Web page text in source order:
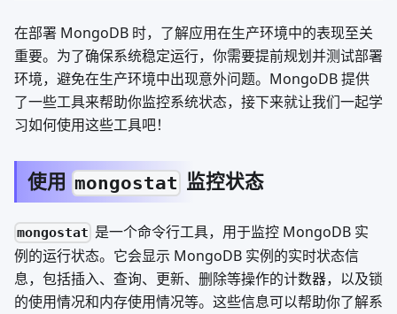
在部署 MongoDB 时，了解应用在生产环境中的表现至关
重要。为了确保系统稳定运行，你需要提前规划并测试部署
环境，避免在生产环境中出现意外问题。MongoDB 提供
了一些工具来帮助你监控系统状态，接下来就让我们一起学
习如何使用这些工具吧！
使用 mongostat 监控状态
mongostat 是一个命令行工具，用于监控 MongoDB 实
例的运行状态。它会显示 MongoDB 实例的实时状态信
息，包括插入、查询、更新、删除等操作的计数器，以及锁
的使用情况和内存使用情况等。这些信息可以帮助你了解系